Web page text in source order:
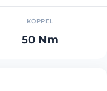
KOPPEL
50 Nm